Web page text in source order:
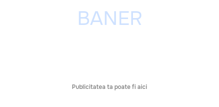
Publicitatea ta poate fi aici